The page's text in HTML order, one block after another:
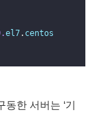
el7. centos
한 서버는 ‘기